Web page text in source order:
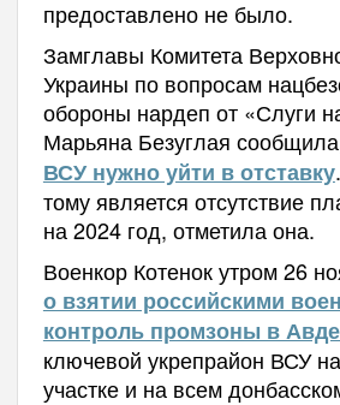
предоставлено не было.
Замглавы Комитета
Украины по вопросам
обороны нардеп от «Слуги
Марьяна Безуглая
ВСУ нужно уйти в отставку
тому является отсутствие
на 2024 год, отметила она.
Военкор Котенок утром 26
о взятии российскими
контроль промзоны в
ключевой укрепрайон ВСУ
участке и на всем